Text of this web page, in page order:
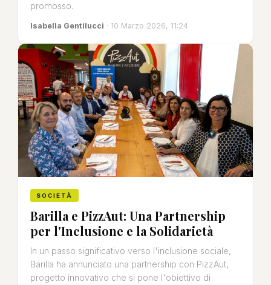
promosso.
Isabella Gentilucci · 10 Marzo 2026, 11:24
SOCIETÀ
Barilla e PizzAut: Una Partnership
per l'Inclusione e la Solidarietà
In un passo significativo verso l'inclusione sociale,
Barilla ha annunciato una partnership con PizzAut,
progetto innovativo che si pone l'obiettivo di